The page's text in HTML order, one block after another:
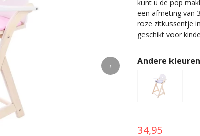
›
kunt u de pop
een afmeting van
roze zitkussentje
geschikt voor
Andere
34,95